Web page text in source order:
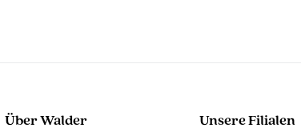
Über Walder Unsere Filialen